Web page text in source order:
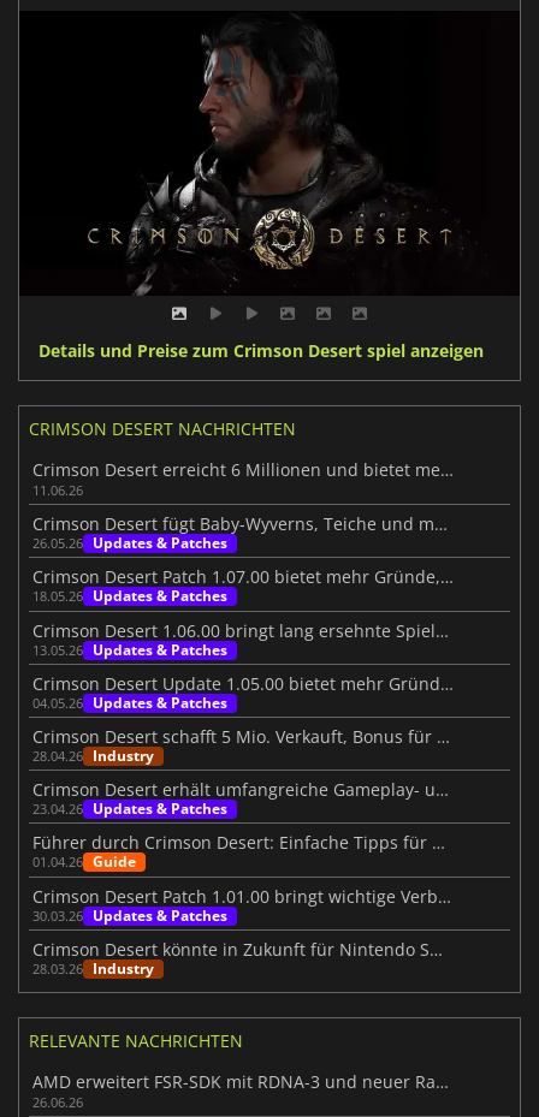
Details und Preise zum Crimson Desert spiel anzeigen
CRIMSON DESERT NACHRICHTEN
Crimson Desert erreicht 6 Millionen und bietet mehr
11.06.26
Crimson Desert fügt Baby-Wyverns, Teiche und mehr hinzu
26.05.26 Updates & Patches
Crimson Desert Patch 1.07.00 bietet mehr Gründe, wieder einzusteigen
18.05.26 Updates & Patches
Crimson Desert 1.06.00 bringt lang ersehnte Spieler-Features
13.05.26 Updates & Patches
Crimson Desert Update 1.05.00 bietet mehr Gründe zur Rückkehr
04.05.26 Updates & Patches
Crimson Desert schafft 5 Mio. Verkauft, Bonus für Mitarbeiter
28.04.26 Industry
Crimson Desert erhält umfangreiche Gameplay- und Grafikverbesserungen
23.04.26 Updates & Patches
Führer durch Crimson Desert: Einfache Tipps für eine bessere Reise
01.04.26 Guide
Crimson Desert Patch 1.01.00 bringt wichtige Verbesserungen
30.03.26 Updates & Patches
Crimson Desert könnte in Zukunft für Nintendo Switch 2 erscheinen
28.03.26 Industry
RELEVANTE NACHRICHTEN
AMD erweitert FSR-SDK mit RDNA-3 und neuer Ray-Regeneration
26.06.26